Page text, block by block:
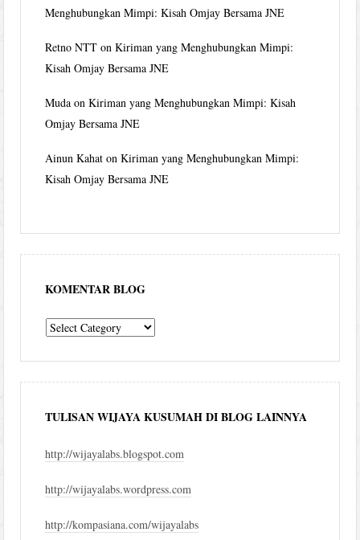
Menghubungkan Mimpi: Kisah Omjay Bersama JNE
Retno NTT onKiriman yang Menghubungkan Mimpi:
Kisah Omjay Bersama JNE
Muda onKiriman yang Menghubungkan Mimpi: Kisah
Omjay Bersama JNE
Ainun Kahat onKiriman yang Menghubungkan Mimpi:
Kisah Omjay Bersama JNE
KOMENTAR BLOG
komentar
TULISAN WIJAYA KUSUMAH DI BLOG LAINNYA
http://wijayalabs.blogspot.com
http://wijayalabs.wordpress.com
http://kompasiana.com/wijayalabs